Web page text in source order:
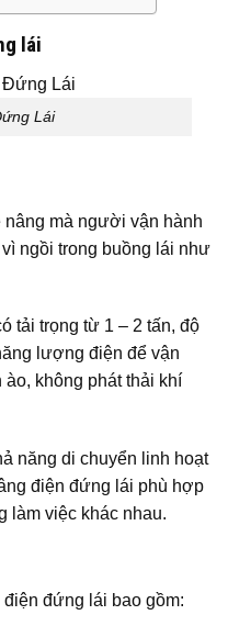
lái
Lái
mà người vận hành
ngồi trong buồng lái như
tải trọng từ 1 – 2 tấn, độ
lượng điện để vận
ào, không phát thải khí
năng di chuyển linh hoạt
điện đứng lái phù hợp
làm việc khác nhau.
đứng lái bao gồm: